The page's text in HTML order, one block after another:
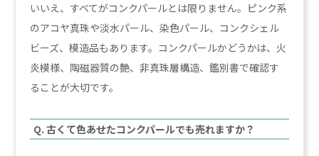
いいえ、すべてがコンクパールとは限りません。ピンク系
のアコヤ真珠や淡水パール、染色パール、コンクシェル
ビーズ、模造品もあります。コンクパールかどうかは、火
炎模様、陶磁器質の艶、非真珠層構造、鑑別書で確認す
ることが大切です。
Q. 古くて色あせたコンクパールでも売れますか？